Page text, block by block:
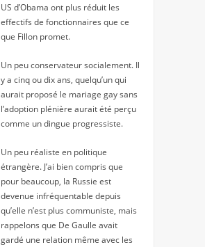
US d’Obama ont plus réduit les
effectifs de fonctionnaires que ce
que Fillon promet.
Un peu conservateur socialement. Il
y a cinq ou dix ans, quelqu’un qui
aurait proposé le mariage gay sans
l’adoption plénière aurait été perçu
comme un dingue progressiste.
Un peu réaliste en politique
étrangère. J’ai bien compris que
pour beaucoup, la Russie est
devenue infréquentable depuis
qu’elle n’est plus communiste, mais
rappelons que De Gaulle avait
gardé une relation même avec les